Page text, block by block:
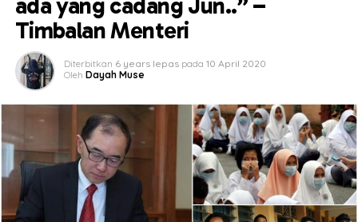
ada yang cadang Jun..” –
Timbalan Menteri
Diterbitkan 6 years lepas pada 10 April 2020
Oleh Dayah Muse